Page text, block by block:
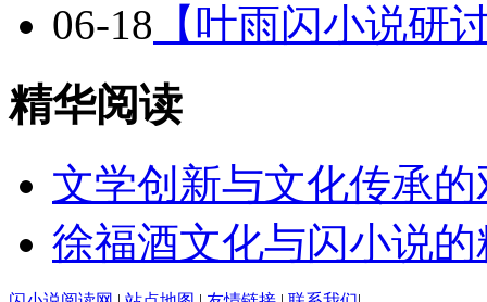
06-18 【叶雨闪小说研
精华阅读
文学创新与文化传承
徐福酒文化与闪小说